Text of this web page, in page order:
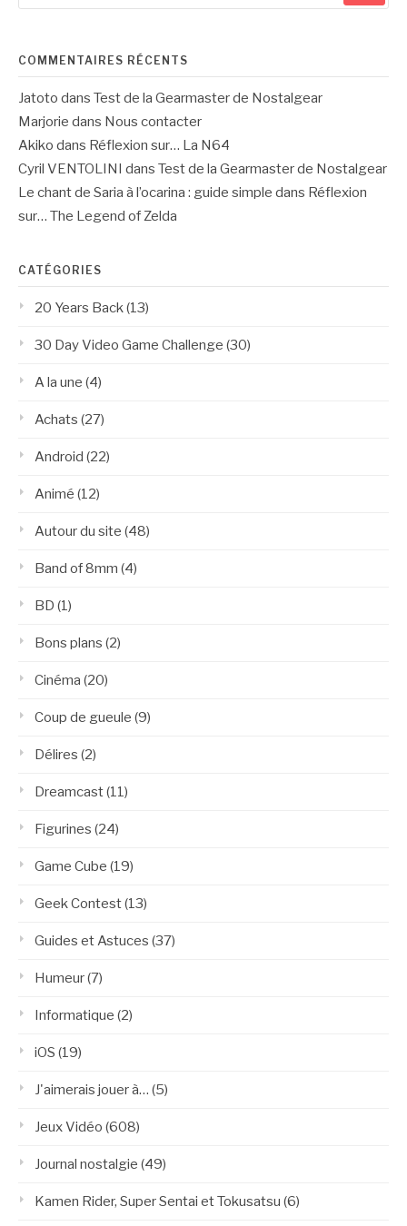
COMMENTAIRES RÉCENTS
Jatoto dans Test de la Gearmaster de Nostalgear
Marjorie dans Nous contacter
Akiko dans Réflexion sur… La N64
Cyril VENTOLINI dans Test de la Gearmaster de Nostalgear
Le chant de Saria à l’ocarina : guide simple dans Réflexion
sur… The Legend of Zelda
CATÉGORIES
20 Years Back(13)
30 Day Video Game Challenge (30)
A la une (4)
Achats (27)
Android (22)
Animé (12)
Autour du site (48)
Band of 8mm (4)
BD (1)
Bons plans (2)
Cinéma (20)
Coup de gueule (9)
Délires (2)
Dreamcast(11)
Figurines (24)
Game Cube (19)
Geek Contest(13)
Guides et Astuces (37)
Humeur(7)
Informatique (2)
iOS (19)
J'aimerais jouer à… (5)
Jeux Vidéo (608)
Journal nostalgie (49)
Kamen Rider, Super Sentai et Tokusatsu (6)